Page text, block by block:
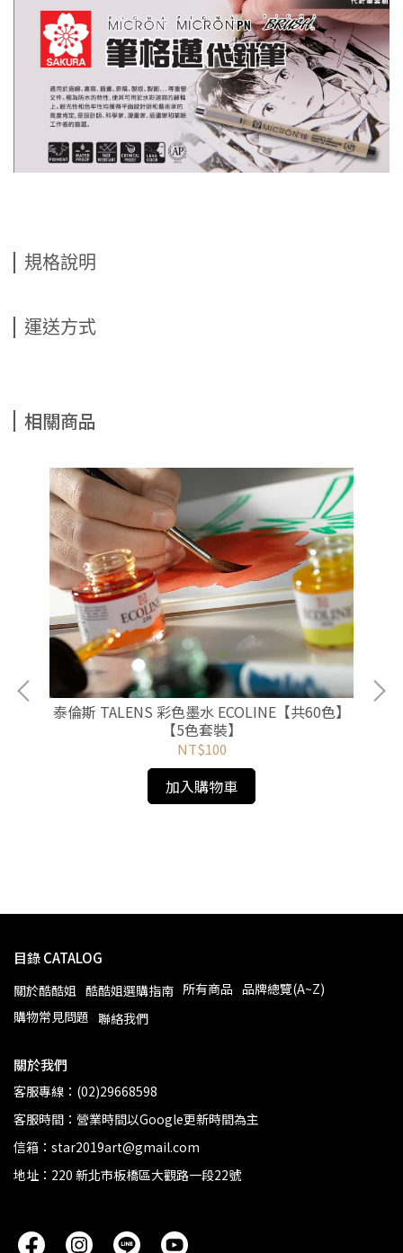
規格說明
運送方式
相關商品
泰倫斯 TALENS 彩色墨水 ECOLINE【共60色】
【5色套裝】
NT$100
加入購物車
目錄 CATALOG
關於酷酷姐 酷酷姐選購指南 所有商品 品牌總覽(A~Z)
購物常見問題 聯絡我們
關於我們
客服專線：(02)29668598
客服時間：營業時間以Google更新時間為主
信箱：star2019art@gmail.com
地址：220 新北市板橋區大觀路一段22號